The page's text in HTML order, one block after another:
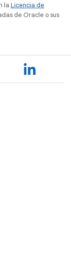
la Licencia de
de Oracle o sus